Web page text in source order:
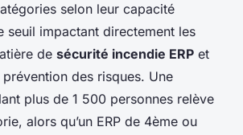
selon leur capacité
seuil impactant directement les
de sécurité incendie ERP et
des risques. Une
plus de 1 500 personnes relève
alors qu’un ERP de 4ème ou